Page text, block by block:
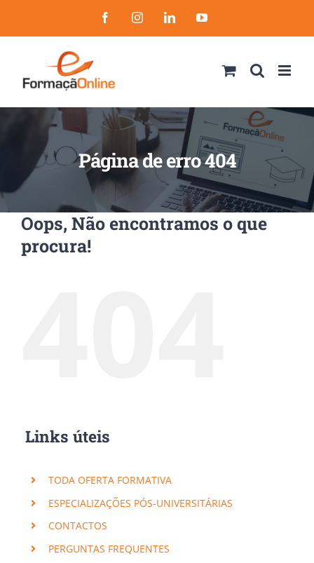
to
FacebookInstagramLinkedInYouTube
Página de erro 404
Oops, Não encontramos o que
procura!
Links úteis
TODA OFERTA FORMATIVA
ESPECIALIZAÇÕES PÓS-UNIVERSITÁRIAS
CONTACTOS
PERGUNTAS FREQUENTES